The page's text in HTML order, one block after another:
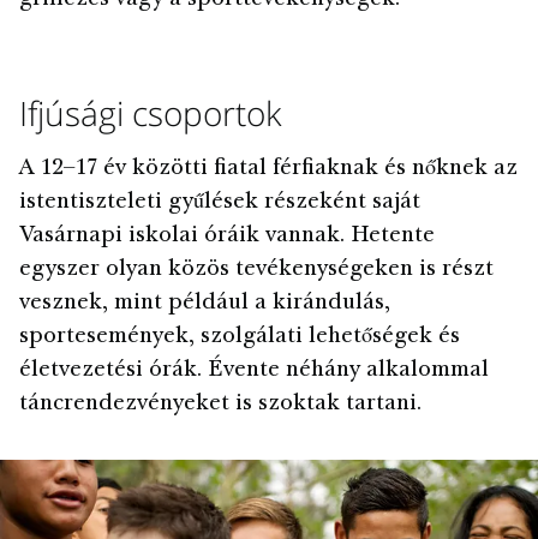
Ifjúsági csoportok
A 12–17 év közötti fiatal férfiaknak és nőknek az
istentiszteleti gyűlések részeként saját
Vasárnapi iskolai óráik vannak. Hetente
egyszer olyan közös tevékenységeken is részt
vesznek, mint például a kirándulás,
sportesemények, szolgálati lehetőségek és
életvezetési órák. Évente néhány alkalommal
táncrendezvényeket is szoktak tartani.